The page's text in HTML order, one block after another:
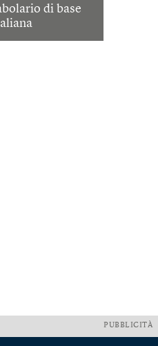
di base
PUBBLICITÀ